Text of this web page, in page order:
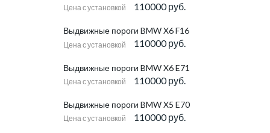
Цена с установкой 110000 руб.
Выдвижные пороги BMW X6 F16
Цена с установкой 110000 руб.
Выдвижные пороги BMW X6 E71
Цена с установкой 110000 руб.
Выдвижные пороги BMW X5 E70
Цена с установкой 110000 руб.